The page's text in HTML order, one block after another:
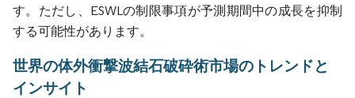
す。ただし、ESWLの制限事項が予測期間中の成長を抑制
する可能性があります。
世界の体外衝撃波結石破砕術市場のトレンドと
インサイト